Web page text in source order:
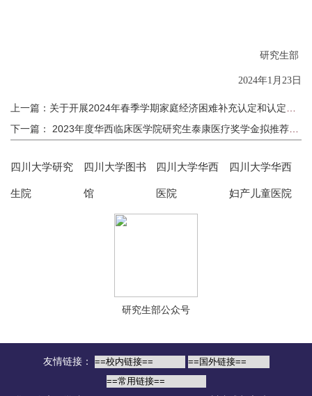
研究生部
2024年1 月 23日
上一篇：关于开展2024年春季学期家庭经济困难补充认定和认定等级调整工作的通知
下一篇： 2023年度华西临床医学院研究生泰康医疗奖学金拟推荐名单公示
四川大学研究
生院
四川大学图书
馆
四川大学华西
医院
四川大学华西
妇产儿童医院
研究生部公众号
友情链接：